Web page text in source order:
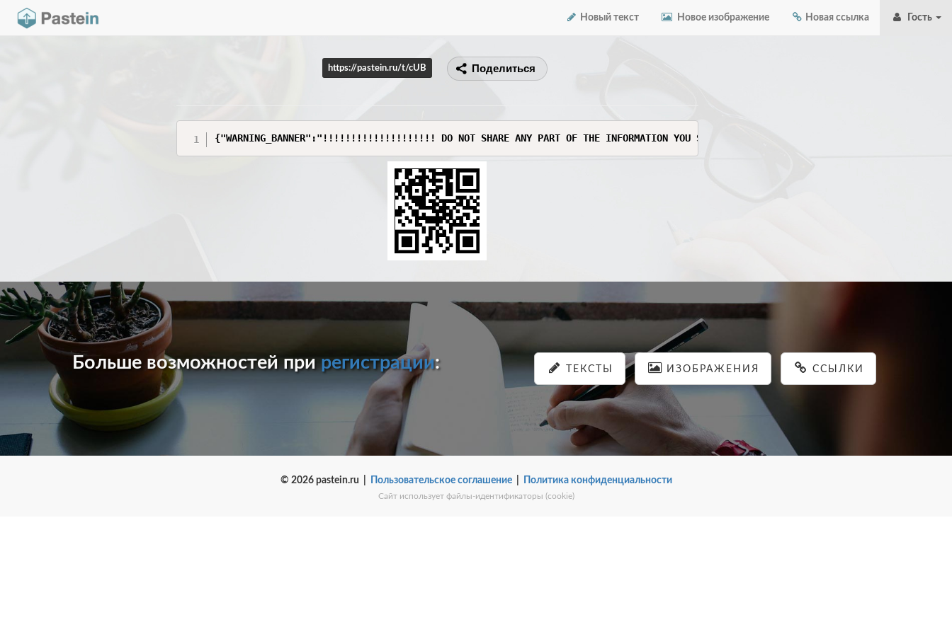
Новый текст Новое изображение Новая ссылка Гость
https://pastein.ru/t/cUB Поделиться
{"WARNING_BANNER":"!!!!!!!!!!!!!!!!!!!! DO NOT SHARE ANY PART OF THE INFORMATION YOU SEE HERE. THIS INFORMATION IS SENSITIVE AND CAN
Больше возможностей прирегистрации: ТЕКСТЫ ИЗОБРАЖЕНИЯ ССЫЛКИ
© 2026 pastein.ru | Пользовательское соглашение| Политика конфиденциальности
Сайт использует файлы-идентификаторы (cookie)